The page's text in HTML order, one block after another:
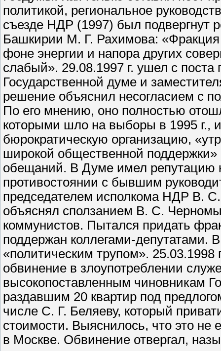
политикой, региональное
съезде НДР (1997) был подвергнут
Башкирии М. Г. Рахимова:
фоне энергии и напора других
слабый». 29.08.1997 г. ушел с
Государственной думе и
решение объяснил несогласием с
По его мнению, оно полностью
которыми шло на выборы в 1995 г.,
бюрократическую организацию,
широкой общественной
обещаний. В Думе имел репутацию
противостоянии с бывшим
председателем исполкома НДР В.
объяснял сползанием В. С.
коммунистов. Пытался придать
поддержан коллегами-
«политическим трупом». 25.03.1998
обвинение в злоупотреблении
высокопоставленным чиновникам
раздавшим 20 квартир под
числе С. Г. Беляеву, который
стоимости. Выяснилось, что это не
в Москве. Обвинение отвергал,